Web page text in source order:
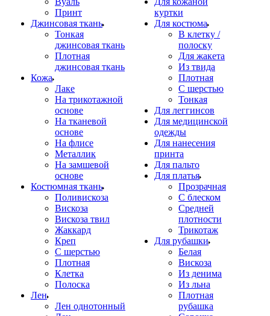
Принт
Джинсовая ткань
Тонкая
джинсовая ткань
Плотная
джинсовая ткань
Кожа
Лаке
На трикотажной
основе
На тканевой
основе
На флисе
Металлик
На замшевой
основе
Костюмная ткань
Поливискоза
Вискоза
Вискоза твил
Жаккард
Креп
С шерстью
Плотная
Клетка
Полоска
Лен
Лен однотонный
куртки
Для костюма
В клетку /
полоску
Для жакета
Из твида
Плотная
С шерстью
Тонкая
Для леггинсов
Для медицинской
одежды
Для нанесения
принта
Для пальто
Для платья
Прозрачная
С блеском
Средней
плотности
Трикотаж
Для рубашки
Белая
Вискоза
Из денима
Из льна
Плотная
рубашка